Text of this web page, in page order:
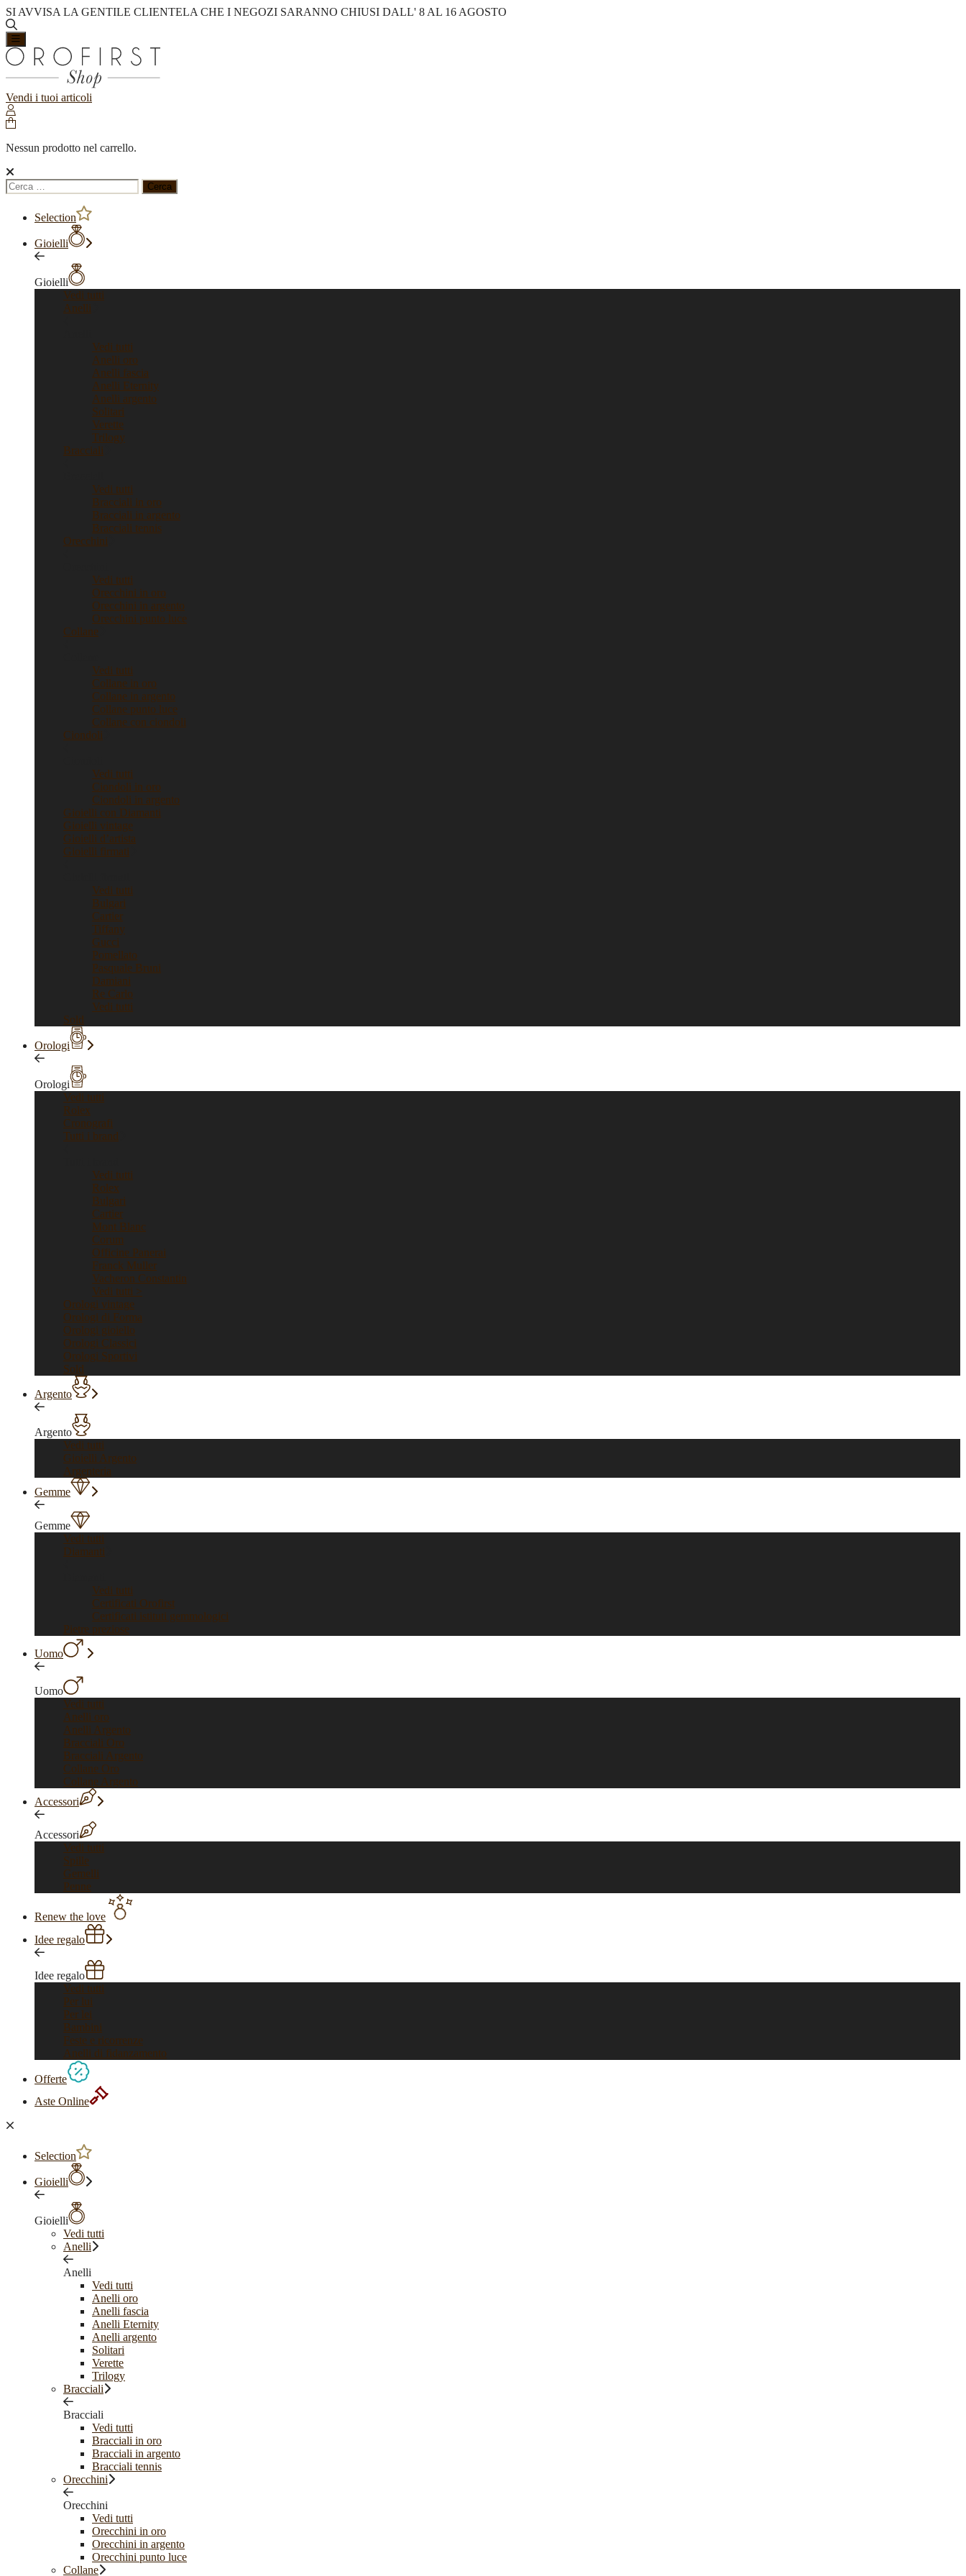
SI AVVISA LA GENTILE CLIENTELA CHE I NEGOZI SARANNO CHIUSI DALL' 8 AL 16 AGOSTO
Vendi i tuoi articoli
Nessun prodotto nel carrello.
Ricerca
per:
Selection
Gioielli
Gioielli
Vedi tutti
Anelli
Vedi tutti
Anelli oro
Anelli fascia
Anelli Eternity
Anelli argento
Solitari
Verette
Trilogy
Bracciali
Vedi tutti
Bracciali in oro
Bracciali in argento
Bracciali tennis
Orecchini
Vedi tutti
Orecchini in oro
Orecchini in argento
Orecchini punto luce
Collane
Vedi tutti
Collane in oro
Collane in argento
Collane punto luce
Collane con ciondoli
Ciondoli
Vedi tutti
Ciondoli in oro
Ciondoli in argento
Gioielli con Diamanti
Gioielli vintage
Gioielli d’artista
Gioielli firmati
Vedi tutti
Bulgari
Cartier
Tiffany
Gucci
Pomellato
Pasquale Bruni
Damiani
Re Carlo
Vedi tutti
Sold
Orologi
Orologi
Vedi tutti
Rolex
Cronografi
Tutti i brand
Vedi tutti
Rolex
Bulgari
Cartier
Mont Blanc
Corum
Officine Panerai
Franck Muller
Vacheron Constantin
Vedi tutti >
Orologi vintage
Orologi di Forma
Orologi gioiello
Orologi Classici
Orologi Sportivi
Sold
Argento
Argento
Vedi tutti
Gioielli Argento
Argenteria
Gemme
Gemme
Vedi tutti
Diamanti
Vedi tutti
Certificati Orofirst
Certificati istituti gemmologici
Pietre preziose
Uomo
Uomo
Vedi tutti
Anelli oro
Anelli Argento
Bracciali Oro
Bracciali Argento
Collane Oro
Collane Argento
Accessori
Accessori
Vedi tutti
Spille
Gemelli
Penne
Renew the love
Idee regalo
Idee regalo
Vedi tutti
Per lui
Per lei
Bambini
Feste e ricorrenze
Anelli di fidanzamento
Offerte
Aste Online
Selection
Gioielli
Gioielli
Vedi tutti
Anelli
Anelli
Vedi tutti
Anelli oro
Anelli fascia
Anelli Eternity
Anelli argento
Solitari
Verette
Trilogy
Bracciali
Bracciali
Vedi tutti
Bracciali in oro
Bracciali in argento
Bracciali tennis
Orecchini
Orecchini
Vedi tutti
Orecchini in oro
Orecchini in argento
Orecchini punto luce
Collane